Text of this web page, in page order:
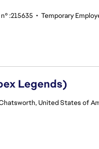
:215635 • Temporary
Legends)
United States of